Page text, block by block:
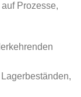
Prozesse,